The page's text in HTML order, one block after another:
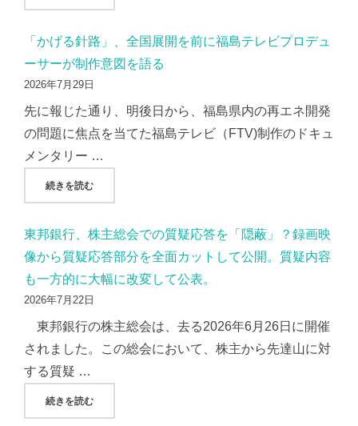
「かげる針路」、全国展開を前に福島テレビプロデュ
ーサーが制作意図を語る
2026年7月29日
先に報じた通り、明後日から、福島県内の再エネ開発
の問題に焦点を当てた福島テレビ（FTV)制作のドキュ
メンタリー …
続きを読む"「かげる針路」、全国展開を前に福島テレビプロデューサ
東邦銀行、株主総会での質疑応答を「隠蔽」？録画映
像から質疑応答部分を全面カットして公開。質疑内容
も一方的に大幅に改変して公表。
2026年7月22日
東邦銀行の株主総会は、去る2026年6月26日に開催
されました。この総会において、株主から先達山に対
する質疑 …
続きを読む"東邦銀行、株主総会での質疑応答を「隠蔽」？録画映像か